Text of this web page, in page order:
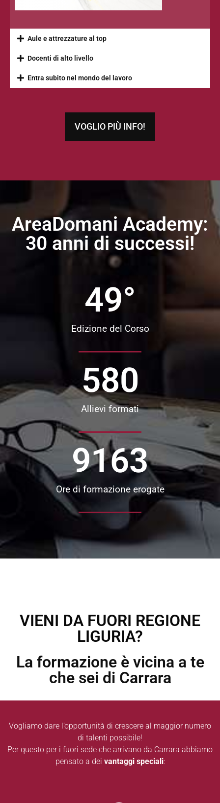
Aule e attrezzature al top
Docenti di alto livello
Entra subito nel mondo del lavoro
VOGLIO PIÙ INFO!
AreaDomani Academy:
30 anni di successi!
Edizione del Corso
49°
Allievi formati
580
Ore di formazione erogate
9163
VIENI DA FUORI REGIONE
LIGURIA?
La formazione è vicina a te
che sei di Carrara
Vogliamo dare l’opportunità di crescere al maggior numero
di talenti possibile!
Per questo per i fuori sede che arrivano da Carrara abbiamo
pensato a dei vantaggi speciali: